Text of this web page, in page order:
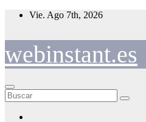
Saltar
Vie. Ago 7th, 2026
webinstant.es